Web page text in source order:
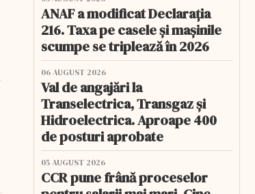
ANAF a modificat Declarația
216. Taxa pe casele și mașinile
scumpe se triplează în 2026
06 AUGUST 2026
Val de angajări la
Transelectrica, Transgaz și
Hidroelectrica. Aproape 400
de posturi aprobate
05 AUGUST 2026
CCR pune frână proceselor